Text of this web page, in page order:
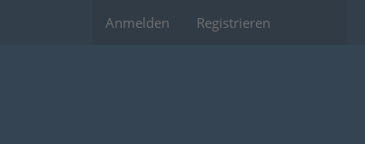
Anmelden Registrieren